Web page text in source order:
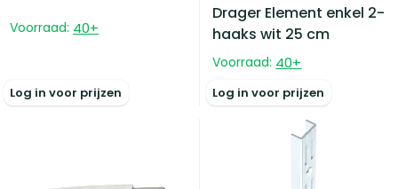
Voorraad: 40+
Log in voor prijzen
Drager Element enkel 2-
haaks wit 25 cm
Voorraad: 40+
Log in voor prijzen